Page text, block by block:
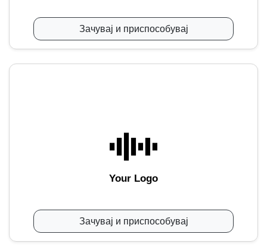
Зачувај и приспособувај
Your Logo
Зачувај и приспособувај